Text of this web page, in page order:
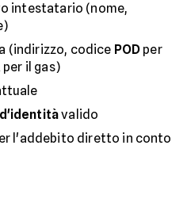
intestatario (nome,
(indirizzo, codice POD per
per il gas)
valido
l'addebito diretto in conto